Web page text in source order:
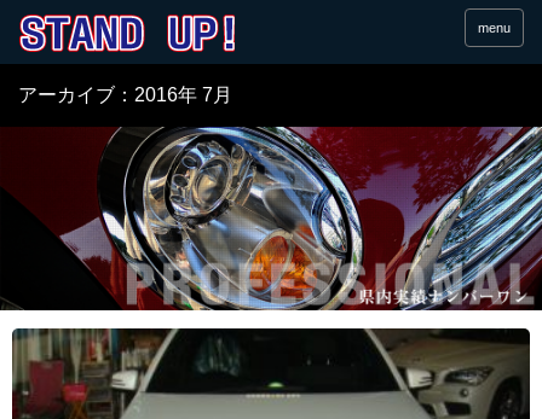
menu
アーカイブ：2016年 7月